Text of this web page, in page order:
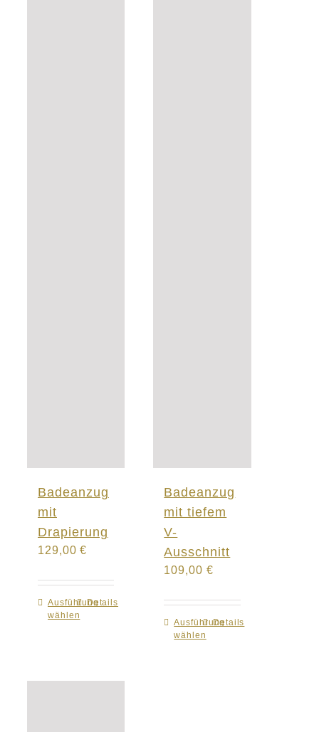
Badeanzug
mit
Drapierung
129,00€
Ausführung
wählen
Dieses
Produkt
Details
Badeanzug
mit tiefem
V-
Ausschnitt
109,00 €
Ausführung
wählen
Dieses
Produkt
Details